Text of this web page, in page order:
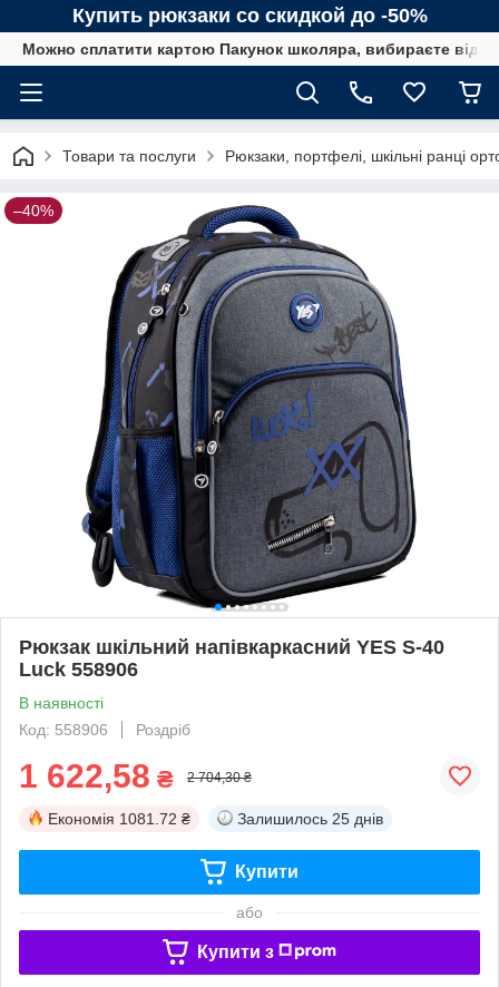
Купить рюкзаки со скидкой до -50%
Можно сплатити картою Пакунок школяра, вибираєте від
Товари та послуги Рюкзаки, портфелі, шкільні ранці
–40%
Рюкзак шкільний напівкаркасний YES S-40
Luck 558906
В наявності
Код: 558906
Роздріб
1 622,58 ₴ 2 704,30 ₴
Економія 1081.72 ₴ Залишилось 25 днів
Купити
або
Купити з